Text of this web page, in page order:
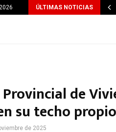
ÚLTIMAS NOTICIAS
de
su techo
de 2025